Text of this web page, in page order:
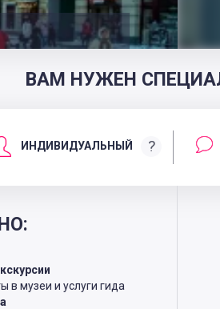
ВАМ НУЖЕН
ИНДИВИДУАЛЬНЫЙ ?
в музеи и услуги гида